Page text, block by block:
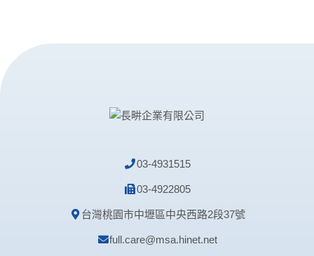
03-4931515
03-4922805
台灣桃園市中壢區中央西路2段37號
full.care@msa.hinet.net